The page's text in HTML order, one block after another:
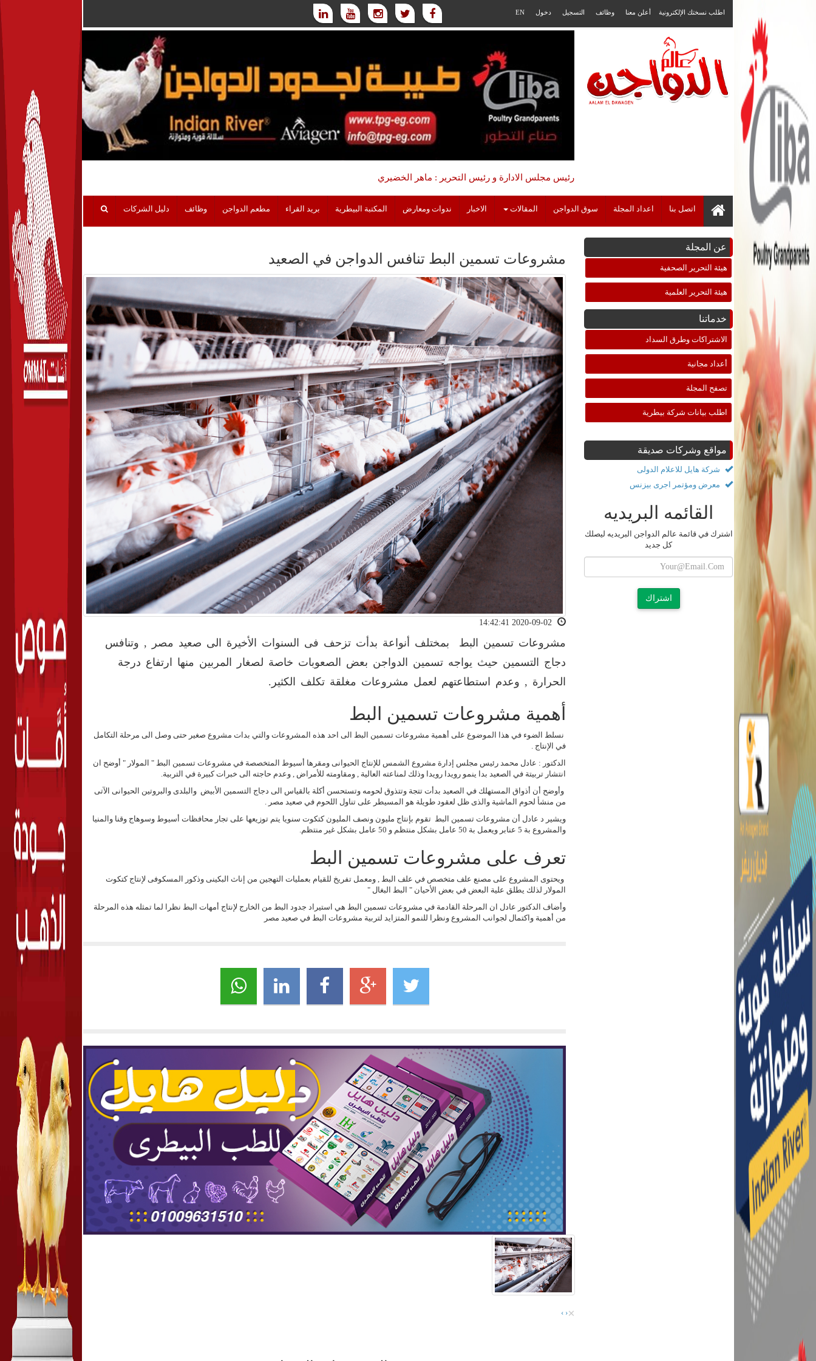
اطلب نسختك الإلكترونية أعلن معنا وظائف التسجيل دخول EN
رئيس مجلس الادارة و رئيس التحرير : ماهر الخضيري
اتصل بنا اعداد المجلة سوق الدواجن المقالات الاخبار ندوات ومعارض المكتبة البيطرية بريد القراء مطعم الدواجن وظائف دليل الشركات
عن المجلة
هيئة التحرير الصحفية
هيئة التحرير العلمية
خدماتنا
الاشتراكات وطرق السداد
أعداد مجانية
تصفح المجلة
اطلب بيانات شركة بيطرية
مواقع وشركات صديقة
شركة هايل للاعلام الدولى
معرض ومؤتمر اجرى بيزنس
القائمه البريديه
اشترك في قائمة عالم الدواجن البريديه ليصلك
كل جديد
اشتراك
مشروعات تسمين البط تنافس الدواجن في الصعيد
مشروعات تسمين البط بمختلف أنواعة بدأت تزحف فى السنوات الأخيرة الى صعيد مصر , وتنافس
دجاج التسمين حيث يواجه تسمين الدواجن بعض الصعوبات خاصة لصغار المربين منها ارتفاع درجة
الحرارة , وعدم استطاعتهم لعمل مشروعات مغلقة تكلف الكثير.
أهمية مشروعات تسمين البط
نسلط الضوء في هذا الموضوع على أهمية مشروعات تسمين البط الى احد هذه المشروعات والتي بدات مشروع صغير حتى وصل الى مرحلة التكامل
في الإنتاج .
الدكتور : عادل محمد رئيس مجلس إدارة مشروع الشمس للإنتاج الحيوانى ومقرها أسيوط المتخصصة في مشروعات تسمين البط " المولار " أوضح ان
انتشار تربيتة في الصعيد بدا ينمو رويدا رويدا وذلك لمناعته العالية , ومقاومته للأمراض , وعدم حاجته الى خبرات كبيرة في التربية.
وأوضح أن أذواق المستهلك في الصعيد بدأت تتجة وتتذوق لحومه وتستحسن أكلة بالقياس الى دجاج التسمين الأبيض والبلدى والبروتين الحيوانى الآتى
من منشأ لحوم الماشية والذى ظل لعقود طويلة هو المسيطر على تناول اللحوم في صعيد مصر .
ويشير د عادل أن مشروعات تسمين البط تقوم بإنتاج مليون ونصف المليون كتكوت سنويا يتم توزيعها على تجار محافظات أسيوط وسوهاج وقنا والمنيا
والمشروع بة 5 عنابر ويعمل بة 50 عامل بشكل منتظم و 50 عامل بشكل غير منتظم.
تعرف على مشروعات تسمين البط
ويحتوى المشروع على مصنع علف متخصص في علف البط , ومعمل تفريخ للقيام بعمليات التهجين من إناث البكينى وذكور المسكوفى لإنتاج كتكوت
المولار لذلك يطلق علية البعض في بعض الأحيان " البط البغال "
وأضاف الدكتور عادل ان المرحلة القادمة في مشروعات تسمين البط هي استيراد جدود البط من الخارج لإنتاج أمهات البط نظرا لما تمثله هذه المرحلة
من أهمية واكتمال لجوانب المشروع ونظرا للنمو المتزايد لتربية مشروعات البط في صعيد مصر
‹
› ×